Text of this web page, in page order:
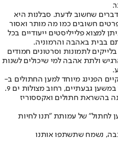
שחשוב לדעת. סבלנות היא
חשובים כמו מה מותר ואסור
למצוא פלייליסטים ייעודיים בכל
בבית באהבה והרמוניה.
לתמונות וסרטונים חמודים
ולתת אהבה למי שיכולים לשנות
הפנינג מיוחד למען החתולים ב-
Cat Cafe, בחתוליית ״משען לחתול״ במשען גבעתיים, רחוב מצולות ים 9.
בהשראת חתולים ואקססוריז
לחתול״ של עמותת ״תנו לחיות
נשמח שתשתפו אותנו